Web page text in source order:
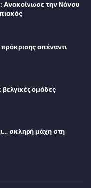
Ανακοίνωσε την Νάνσυ
απέναντι
ομάδες
σκληρή μάχη στη